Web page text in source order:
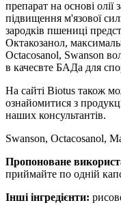
препарат на основі олії
підвищення м'язової
зародків пшениці
Октакозанол,
Octacosanol, Swanson
в качесвте БАДа для
На сайті Biotus також
ознайомитися з
наших консультантів.
Swanson, Octacosanol,
Пропоноване
приймайте по одній
Інші інгредієнти: